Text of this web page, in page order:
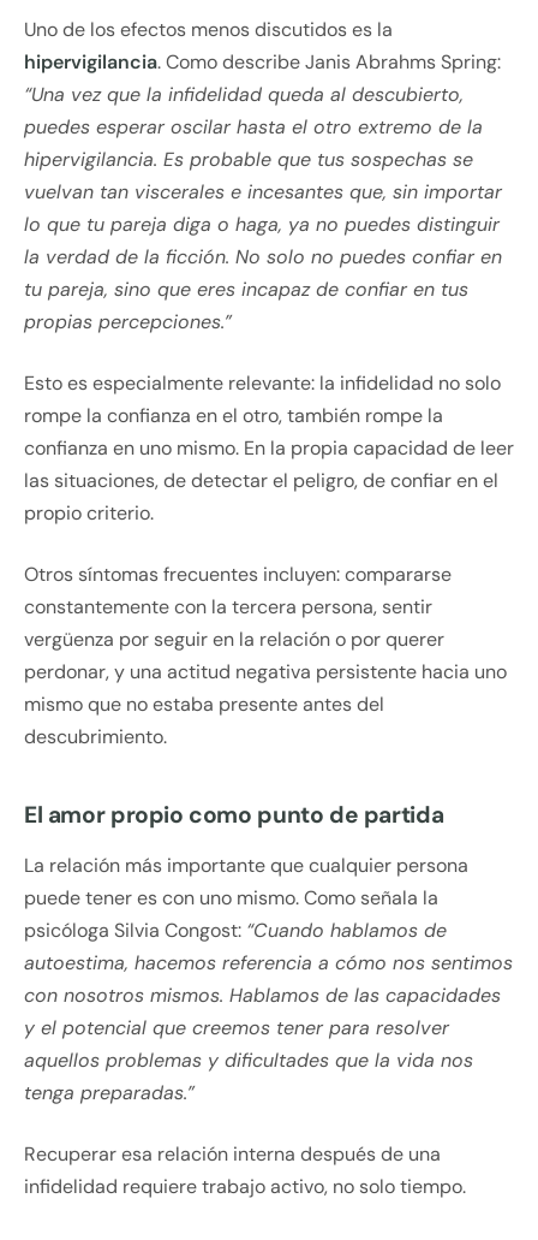
Uno de los efectos menos discutidos es la
hipervigilancia. Como describe Janis Abrahms Spring:
“Una vez que la infidelidad queda al descubierto,
puedes esperar oscilar hasta el otro extremo de la
hipervigilancia. Es probable que tus sospechas se
vuelvan tan viscerales e incesantes que, sin importar
lo que tu pareja diga o haga, ya no puedes distinguir
la verdad de la ficción. No solo no puedes confiar en
tu pareja, sino que eres incapaz de confiar en tus
propias percepciones.”
Esto es especialmente relevante: la infidelidad no solo
rompe la confianza en el otro, también rompe la
confianza en uno mismo. En la propia capacidad de leer
las situaciones, de detectar el peligro, de confiar en el
propio criterio.
Otros síntomas frecuentes incluyen: compararse
constantemente con la tercera persona, sentir
vergüenza por seguir en la relación o por querer
perdonar, y una actitud negativa persistente hacia uno
mismo que no estaba presente antes del
descubrimiento.
El amor propio como punto de partida
La relación más importante que cualquier persona
puede tener es con uno mismo. Como señala la
psicóloga Silvia Congost: “Cuando hablamos de
autoestima, hacemos referencia a cómo nos sentimos
con nosotros mismos. Hablamos de las capacidades
y el potencial que creemos tener para resolver
aquellos problemas y dificultades que la vida nos
tenga preparadas.”
Recuperar esa relación interna después de una
infidelidad requiere trabajo activo, no solo tiempo.